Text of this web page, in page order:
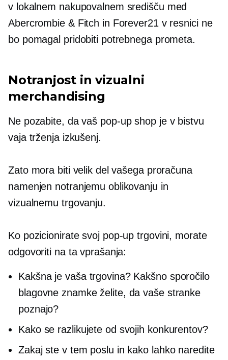
v lokalnem nakupovalnem središču med
Abercrombie & Fitch in Forever21 v resnici ne
bo pomagal pridobiti potrebnega prometa.
Notranjost in vizualni
merchandising
Ne pozabite, da vaš pop-upshop je v bistvu
vaja trženja izkušenj.
Zato mora biti velik del vašega proračuna
namenjen notranjemu oblikovanju in
vizualnemu trgovanju.
Ko pozicionirate svoj pop-up trgovini, morate
odgovoriti na ta vprašanja:
Kakšna je vaša trgovina? Kakšno sporočilo
blagovne znamke želite, da vaše stranke
poznajo?
Kako se razlikujete od svojih konkurentov?
Zakaj ste v tem poslu in kako lahko naredite